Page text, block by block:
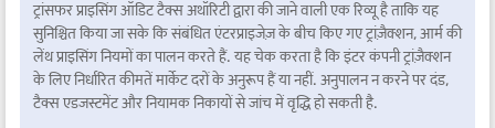
ट्रांसफर प्राइसिंग ऑडिट टैक्स अथॉरिटी द्वारा की जाने वाली एक रिव्यू है ताकि यह
सुनिश्चित किया जा सके कि संबंधित एंटरप्राइजेज़ के बीच किए गए ट्रांज़ैक्शन, आर्म की
लेंथ प्राइसिंग नियमों का पालन करते हैं. यह चेक करता है कि इंटर कंपनी ट्रांज़ैक्शन
के लिए निर्धारित कीमतें मार्केट दरों के अनुरूप हैं या नहीं. अनुपालन न करने पर दंड,
टैक्स एडजस्टमेंट और नियामक निकायों से जांच में वृद्धि हो सकती है.